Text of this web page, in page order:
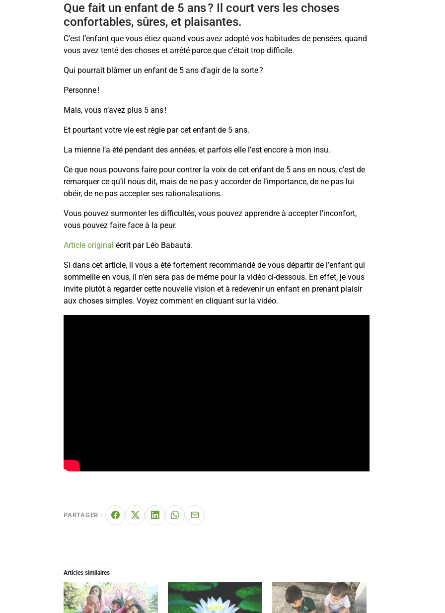
Que fait un enfant de 5 ans ? Il court vers les choses
confortables, sûres, et plaisantes.
C’est l’enfant que vous étiez quand vous avez adopté vos habitudes de pensées, quand
vous avez tenté des choses et arrêté parce que c’était trop difficile.
Qui pourrait blâmer un enfant de 5 ans d’agir de la sorte ?
Personne !
Mais, vous n’avez plus 5 ans !
Et pourtant votre vie est régie par cet enfant de 5 ans.
La mienne l’a été pendant des années, et parfois elle l’est encore à mon insu.
Ce que nous pouvons faire pour contrer la voix de cet enfant de 5 ans en nous, c’est de
remarquer ce qu’il nous dit, mais de ne pas y accorder de l’importance, de ne pas lui
obéir, de ne pas accepter ses rationalisations.
Vous pouvez surmonter les difficultés, vous pouvez apprendre à accepter l’inconfort,
vous pouvez faire face à la peur.
Article original écrit par Léo Babauta.
Si dans cet article, il vous a été fortement recommandé de vous départir de l’enfant qui
sommeille en vous, il n’en sera pas de même pour la vidéo ci-dessous. En effet, je vous
invite plutôt à regarder cette nouvelle vision et à redevenir un enfant en prenant plaisir
aux choses simples. Voyez comment en cliquant sur la vidéo.
PARTAGER :
Articles similaires